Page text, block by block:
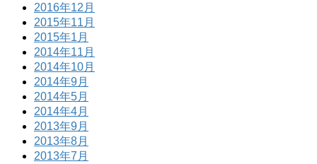
2016年12月
2015年11月
2015年1月
2014年11月
2014年10月
2014年9月
2014年5月
2014年4月
2013年9月
2013年8月
2013年7月